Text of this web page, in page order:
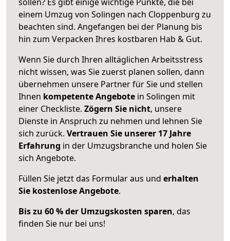
einem Umzug von Solingen nach Cloppenburg zu
beachten sind. Angefangen bei der Planung bis
hin zum Verpacken Ihres kostbaren Hab & Gut.
Wenn Sie durch Ihren alltäglichen Arbeitsstress
nicht wissen, was Sie zuerst planen sollen, dann
übernehmen unsere Partner für Sie und stellen
Ihnen kompetente Angebote in Solingen mit
einer Checkliste. Zögern Sie nicht, unsere
Dienste in Anspruch zu nehmen und lehnen Sie
sich zurück. Vertrauen Sie unserer 17 Jahre
Erfahrung in der Umzugsbranche und holen Sie
sich Angebote.
Füllen Sie jetzt das Formular aus und erhalten
Sie kostenlose Angebote.
Bis zu 60 % der Umzugskosten sparen, das
finden Sie nur bei uns!